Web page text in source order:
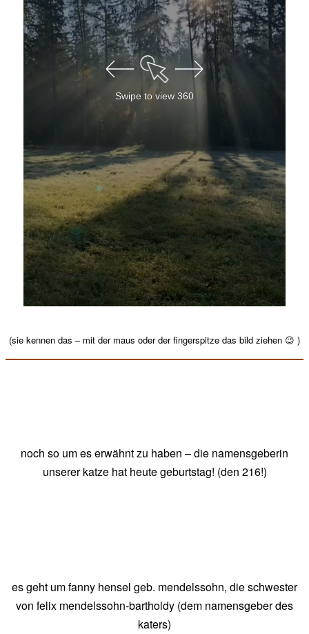
Swipe to view 360
(sie kennen das – mit der maus oder der fingerspitze das bild ziehen 😉 )
noch so um es erwähnt zu haben – die namensgeberin
unserer katze hat heute geburtstag! (den 216!)
es geht um fanny hensel geb. mendelssohn, die schwester
von felix mendelssohn-bartholdy (dem namensgeber des
katers)